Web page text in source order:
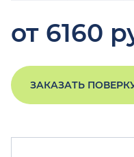
от 6160
ЗАКАЗАТЬ